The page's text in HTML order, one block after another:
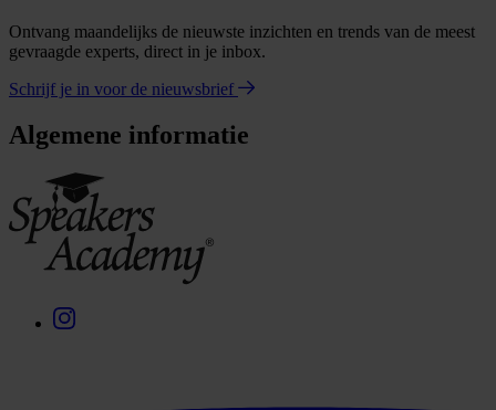
Ontvang maandelijks de nieuwste inzichten en trends van de meest
gevraagde experts, direct in je inbox.
Schrijf je in voor de nieuwsbrief
Algemene informatie